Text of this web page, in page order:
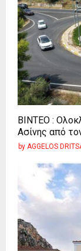
ΒΙΝΤΕΟ :
Ασίνης από
by AGGELOS